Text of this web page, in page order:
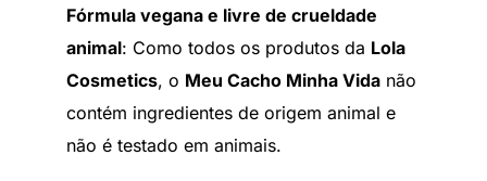
Fórmula vegana e livre de crueldade
animal: Como todos os produtos da Lola
Cosmetics, o Meu Cacho Minha Vida não
contém ingredientes de origem animal e
não é testado em animais.